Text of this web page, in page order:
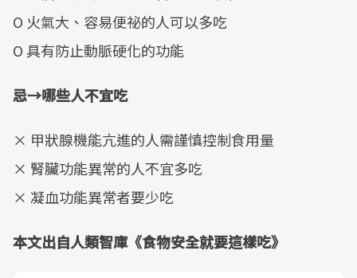
O 火氣大、容易便祕的人可以多吃
O 具有防止動脈硬化的功能
忌→哪些人不宜吃
× 甲狀腺機能亢進的人需謹慎控制食用量
× 腎臟功能異常的人不宜多吃
× 凝血功能異常者要少吃
本文出自人類智庫《食物安全就要這樣吃》